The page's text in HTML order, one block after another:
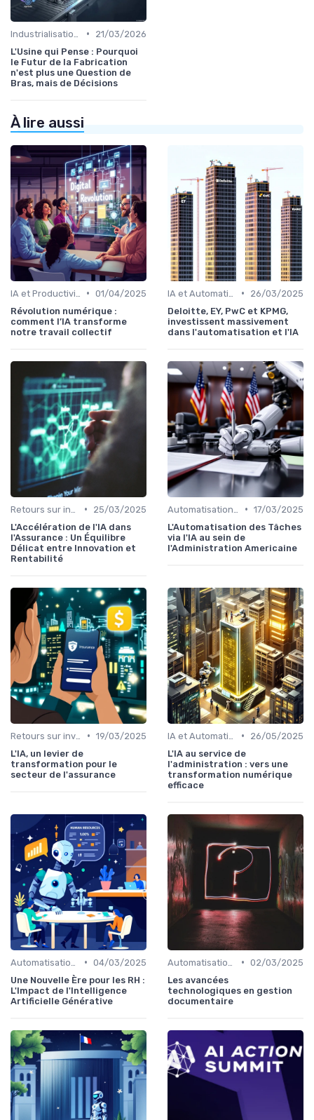
•
21/03/2026
L'Usine qui Pense : Pourquoi
le Futur de la Fabrication
n'est plus une Question de
Bras, mais de Décisions
À lire aussi
• 01/04/2025
Révolution numérique :
comment l’IA transforme
notre travail collectif
•
26/03/2025
Deloitte, EY, PwC et KPMG,
investissent massivement
dans l'automatisation et l'IA
•
25/03/2025
L'Accélération de l'IA dans
l'Assurance : Un Équilibre
Délicat entre Innovation et
Rentabilité
• 17/03/2025
L'Automatisation des Tâches
via l'IA au sein de
l'Administration Americaine
• 19/03/2025
L'IA, un levier de
transformation pour le
secteur de l'assurance
•
26/05/2025
L'IA au service de
l'administration : vers une
transformation numérique
efficace
• 04/03/2025
Une Nouvelle Ère pour les RH :
L'Impact de l'Intelligence
Artificielle Générative
• 02/03/2025
Les avancées
technologiques en gestion
documentaire